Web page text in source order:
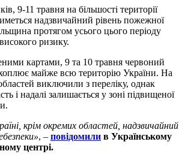
9-11 травня на більшості території
надзвичайний рівень пожежної
протягом усього цього періоду
ризику.
картами, 9 та 10 травня червоний
майже всю територію України. На
виключили з переліку, однак
і надалі залишається у зоні підвищеної
крім окремих областей, надзвичайний
, – повідомили в Українському
центрі.